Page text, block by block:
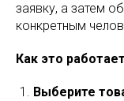
заявку, а затем
конкретным
Как это
Выберите